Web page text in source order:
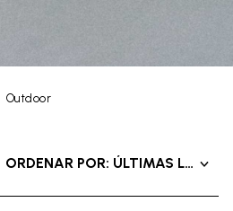
Outdoor
ORDENAR POR: ÚLTIMAS